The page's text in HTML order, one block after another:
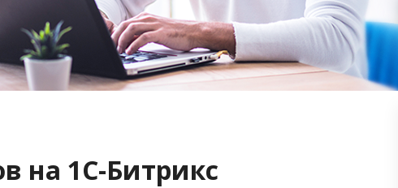
на 1С-Битрикс